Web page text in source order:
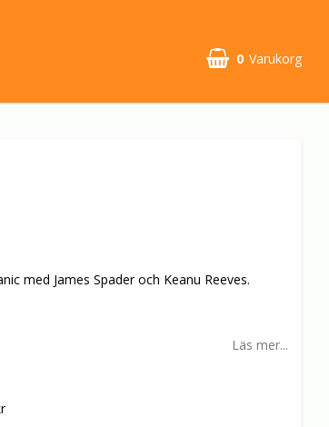
0 Varukorg
med James Spader och Keanu Reeves.
Läs mer...